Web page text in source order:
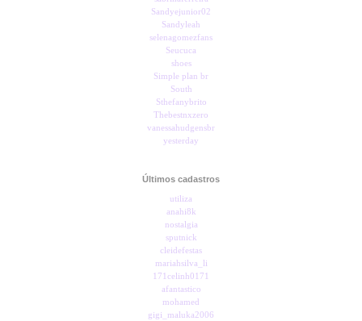
Sandyejunior02
Sandyleah
selenagomezfans
Seucuca
shoes
Simple plan br
South
Sthefanybrito
Thebestnxzero
vanessahudgensbr
yesterday
Últimos cadastros
utiliza
anahi8k
nostalgia
sputnick
cleidefestas
mariahsilva_li
171celinh0171
afantastico
mohamed
gigi_maluka2006